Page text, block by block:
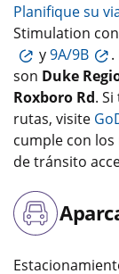
Planifique su
Stimulation con
y9A/9B
son Duke
Roxboro Rd.
rutas, visite
cumple con
de tránsito